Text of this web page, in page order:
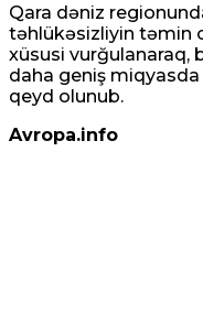
Qara dəniz
təhlükəsizliyin təmin
xüsusi vurğulanaraq,
daha geniş
qeyd olunub.
Avropa.info